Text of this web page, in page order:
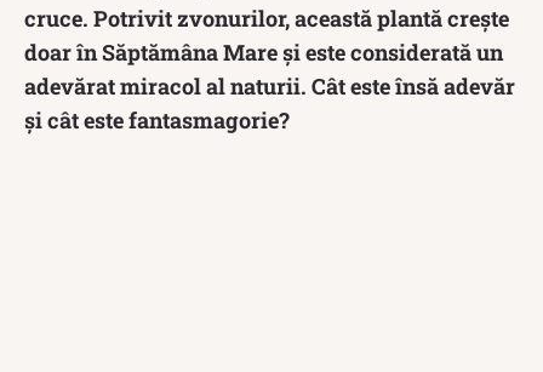
cruce. Potrivit zvonurilor, această plantă crește
doar în Săptămâna Mare și este considerată un
adevărat miracol al naturii. Cât este însă adevăr
și cât este fantasmagorie?